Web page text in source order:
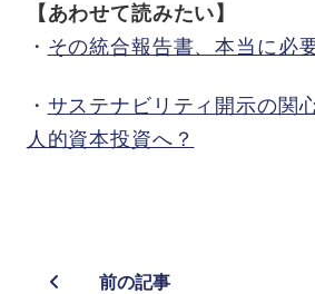
【あわせて読みたい】
・ その統合報告書、本当に必
・ サステナビリティ開示の関
人的資本投資へ？
前の記事